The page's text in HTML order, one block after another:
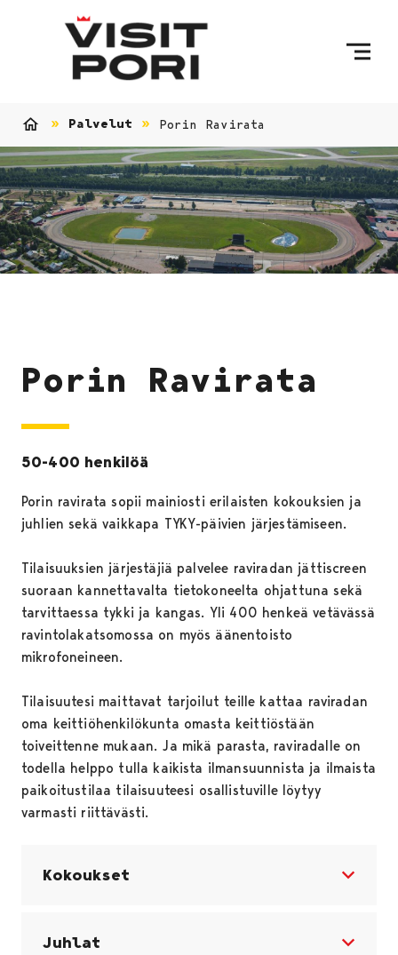
Palvelut Porin Ravirata
Porin Ravirata
50-400 henkilöä
Porin ravirata sopii mainiosti erilaisten kokouksien ja
juhlien sekä vaikkapa TYKY-päivien järjestämiseen.
Tilaisuuksien järjestäjiä palvelee raviradan jättiscreen
suoraan kannettavalta tietokoneelta ohjattuna sekä
tarvittaessa tykki ja kangas. Yli 400 henkeä vetävässä
ravintolakatsomossa on myös äänentoisto
mikrofoneineen.
Tilaisuutesi maittavat tarjoilut teille kattaa raviradan
oma keittiöhenkilökunta omasta keittiöstään
toiveittenne mukaan. Ja mikä parasta, raviradalle on
todella helppo tulla kaikista ilmansuunnista ja ilmaista
paikoitustilaa tilaisuuteesi osallistuville löytyy
varmasti riittävästi.
Kokoukset
Juhlat